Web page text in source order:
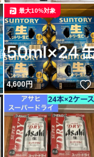
いいね！
4,600円
最大10%対象